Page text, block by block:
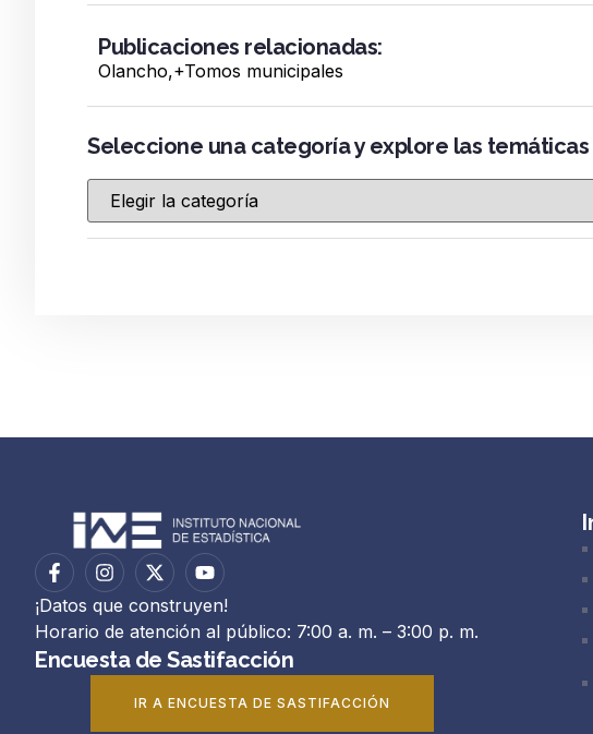
Publicaciones relacionadas:
Olancho,+Tomos municipales
Seleccione una categoría y explore las
¡Datos que construyen!
Horario de atención al público: 7:00 a. m. – 3:00 p. m.
Encuesta de Sastifacción
IR A ENCUESTA DE SASTIFACCIÓN